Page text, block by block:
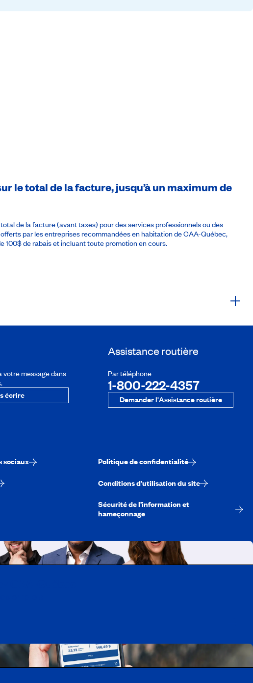
le total de la facture, jusqu’à un maximum de
de la facture (avant taxes) pour des services professionnels ou des
par les entreprises recommandées en habitation de CAA-Québec,
100$ de rabais et incluant toute promotion en cours.
votre message dans
écrire
Assistance routière
Par téléphone
1-800-222-4357
Demander l'Assistance routière
sociaux Politique de confidentialité
Conditions d’utilisation du site
Sécurité de l’information et
hameçonnage